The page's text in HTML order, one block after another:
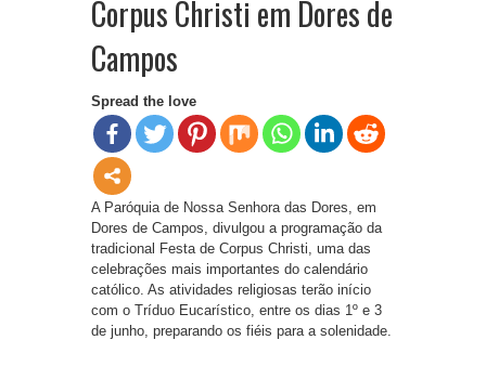
Corpus Christi em Dores de
Campos
Spread the love
A Paróquia de Nossa Senhora das Dores, em
Dores de Campos, divulgou a programação da
tradicional Festa de Corpus Christi, uma das
celebrações mais importantes do calendário
católico. As atividades religiosas terão início
com o Tríduo Eucarístico, entre os dias 1º e 3
de junho, preparando os fiéis para a solenidade.